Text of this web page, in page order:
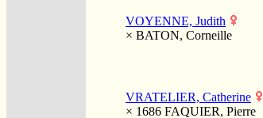
VOYENNE, Judith
× BATON, Corneille
VRATELIER, Catherine
× 1686 FAQUIER, Pierre